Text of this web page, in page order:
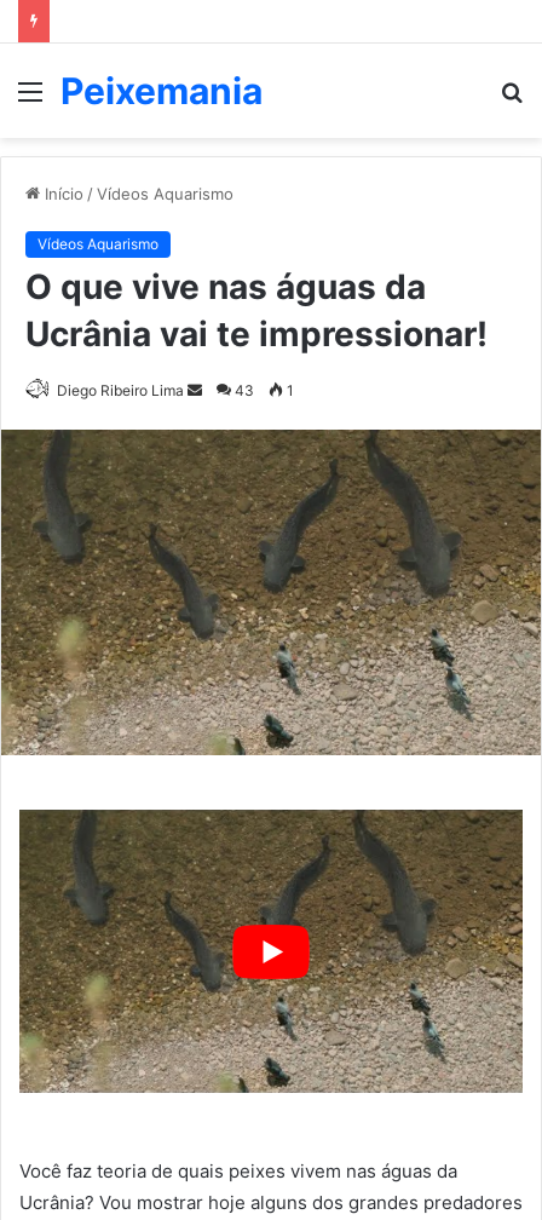
Menu
Peixemania
Início /Vídeos Aquarismo
Vídeos Aquarismo
O que vive nas águas da
Ucrânia vai te impressionar!
Diego Ribeiro Lima
Mande
e-
mail
43 1
Você faz teoria de quais peixes vivem nas águas da
Ucrânia? Vou mostrar hoje alguns dos grandes predadores